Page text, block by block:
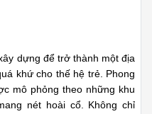
dựng để trở thành một địa
khứ cho thế hệ trẻ. Phong
mô phỏng theo những khu
nét hoài cổ. Không chỉ